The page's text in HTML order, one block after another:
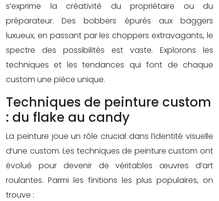
s’exprime la créativité du propriétaire ou du
préparateur. Des bobbers épurés aux baggers
luxueux, en passant par les choppers extravagants, le
spectre des possibilités est vaste. Explorons les
techniques et les tendances qui font de chaque
custom une pièce unique.
Techniques de peinture custom
: du flake au candy
La peinture joue un rôle crucial dans l’identité visuelle
d’une custom. Les techniques de peinture custom ont
évolué pour devenir de véritables œuvres d’art
roulantes. Parmi les finitions les plus populaires, on
trouve :